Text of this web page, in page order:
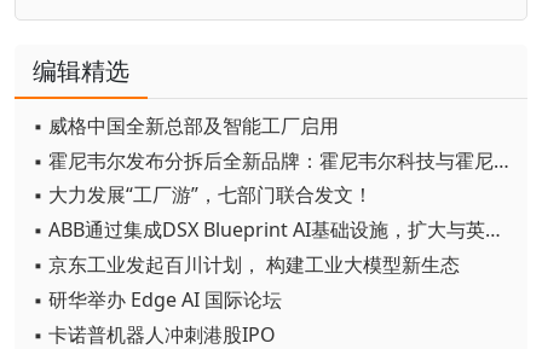
编辑精选
▪ 威格中国全新总部及智能工厂启用
▪ 霍尼韦尔发布分拆后全新品牌：霍尼韦尔科技与霍尼韦尔航空航天
▪ 大力发展“工厂游”，七部门联合发文！
▪ ABB通过集成DSX Blueprint AI基础设施，扩大与英伟达的合作
▪ 京东工业发起百川计划， 构建工业大模型新生态
▪ 研华举办 Edge AI 国际论坛
▪ 卡诺普机器人冲刺港股IPO